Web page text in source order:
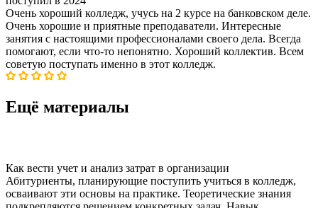
Очень хороший колледж, учусь на 2 курсе на банковском деле.
Очень хорошие и приятные преподаватели. Интересные
занятия с настоящими профессионалами своего дела. Всегда
помогают, если что-то непонятно. Хороший коллектив. Всем
советую поступать именно в этот колледж.
Ещё материалы
Как вести учет и анализ затрат в организации
Абитуриенты, планирующие поступить учиться в колледж,
осваивают эти основы на практике. Теоретические знания